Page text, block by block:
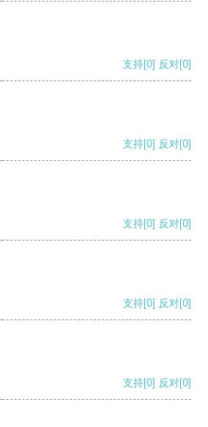
支持[0] 反对[0]
支持[0] 反对[0]
支持[0] 反对[0]
支持[0] 反对[0]
支持[0] 反对[0]